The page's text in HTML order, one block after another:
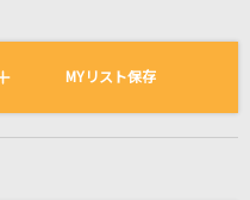
ている曲の一覧
MYリスト保存